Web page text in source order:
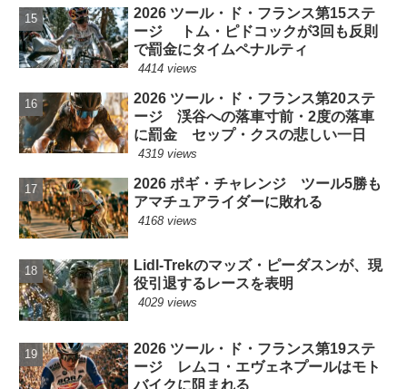
2026 ツール・ド・フランス第15ステ
ージ トム・ピドコックが3回も反則
で罰金にタイムペナルティ
4414 views
2026 ツール・ド・フランス第20ステ
ージ 渓谷への落車寸前・2度の落車
に罰金 セップ・クスの悲しい一日
4319 views
2026 ポギ・チャレンジ ツール5勝も
アマチュアライダーに敗れる
4168 views
Lidl-Trekのマッズ・ピーダスンが、現
役引退するレースを表明
4029 views
2026 ツール・ド・フランス第19ステ
ージ レムコ・エヴェネプールはモト
バイクに阻まれる